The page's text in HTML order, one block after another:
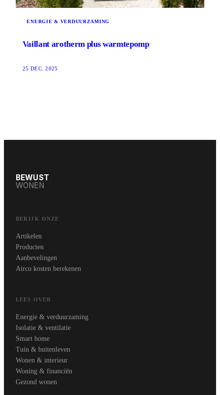
ENERGIE & VERDUURZAMING
Vaillant arotherm plus warmtepomp
25 DEC. 2025
BEWUST
WONEN
BEKIJK ONZE
Artikelen
Producten
Aanbevelingen
Airco kosten berekenen
LEES OVER
Energie & verduurzaming
Isolatie & ventilatie
Smart home
Tuin & buitenleven
Wonen & interieur
Woning & financiën
Gezond wonen